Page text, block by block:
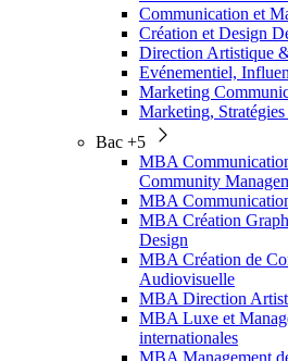
Communication et
Création et Design
Direction Artistique
Evénementiel,
Marketing
Marketing,
Bac +5
MBA
Community
MBA
MBA Création
Design
MBA Création de
Audiovisuelle
MBA Direction
MBA Luxe et
internationales
MBA Management